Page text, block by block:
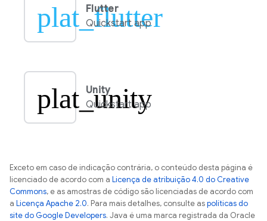
plat_flutter
Flutter
Quickstart app
plat_unity
Unity
Quickstart app
Exceto em caso de indicação contrária, o conteúdo desta página é
licenciado de acordo com a Licença de atribuição 4.0 do Creative
Commons, e as amostras de código são licenciadas de acordo com
a Licença Apache 2.0. Para mais detalhes, consulte aspolíticas do
site do Google Developers. Java é uma marca registrada da Oracle